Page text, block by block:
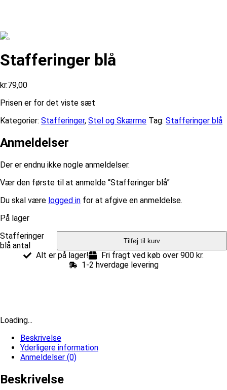
Stafferinger blå
kr.79,00
Prisen er for det viste sæt
Kategorier: Stafferinger, Stel og Skærme Tag: Stafferinger blå
Anmeldelser
Der er endnu ikke nogle anmeldelser.
Vær den første til at anmelde “Stafferinger blå”
Du skal være logged in for at afgive en anmeldelse.
På lager
Stafferinger
blå antal
Tilføj til kurv
Alt er på lager!
Fri fragt ved køb over 900 kr.
1-2 hverdage levering
Loading...
Beskrivelse
Yderligere information
Anmeldelser (0)
Beskrivelse